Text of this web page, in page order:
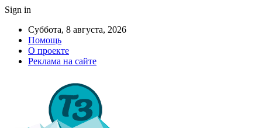
Sign in
Суббота, 8 августа, 2026
Помощь
О проекте
Реклама на сайте